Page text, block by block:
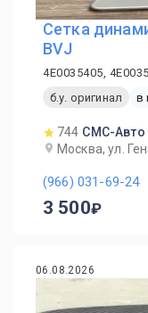
Сетка
BVJ
4E0035405,
б.у. оригинал
в
744 СМС-Авто
Москва, ул.
(966) 031-69-24
3 500
06.08.2026